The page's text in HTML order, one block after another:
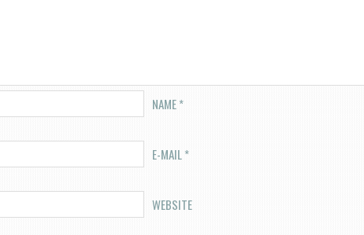
NAME*
E-MAIL *
WEBSITE